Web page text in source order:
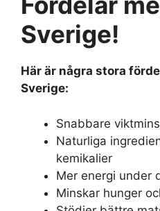
Sverige!
Här är några stora
Sverige:
Snabbare
Naturliga
kemikalier
Mer energi under
Minskar hunger